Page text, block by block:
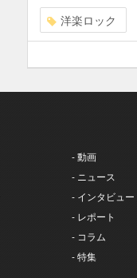
洋楽ロック
- 動画
- ニュース
- インタビュー
- レポート
- コラム
- 特集